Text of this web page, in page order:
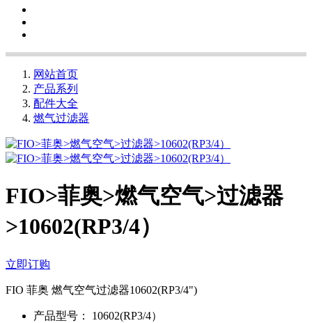
网站首页
产品系列
配件大全
燃气过滤器
FIO>菲奥>燃气空气>过滤器
>10602(RP3/4）
立即订购
FIO 菲奥 燃气空气过滤器10602(RP3/4")
产品型号：
10602(RP3/4）